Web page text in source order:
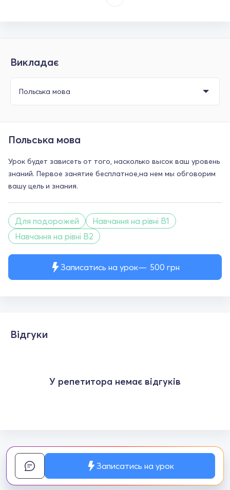
Викладає
Записатись на урок 500 грн
Польська мова
Урок будет зависеть от того, насколько высок ваш уровень
знаний. Первое занятие бесплатное,на нем мы обговорим
вашу цель и знания.
Для подорожей
Навчання на рівні B1
Навчання на рівні B2
Відгуки
У репетитора немає відгуків
Записатись на урок